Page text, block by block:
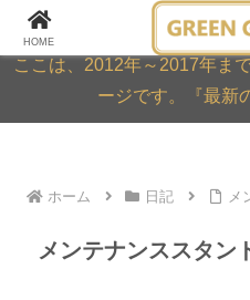
GREEN
ここは、2012年～2017年ま
ージです。『最新
ホーム 日記 メ
メンテナンススタン
HOME